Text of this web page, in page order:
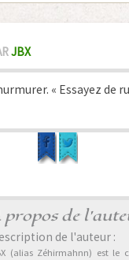
JBX
« Essayez
propos de
de l'auteur :
(alias Zéhirmahnn) est le